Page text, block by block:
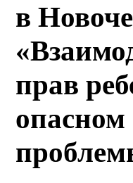
в
прав